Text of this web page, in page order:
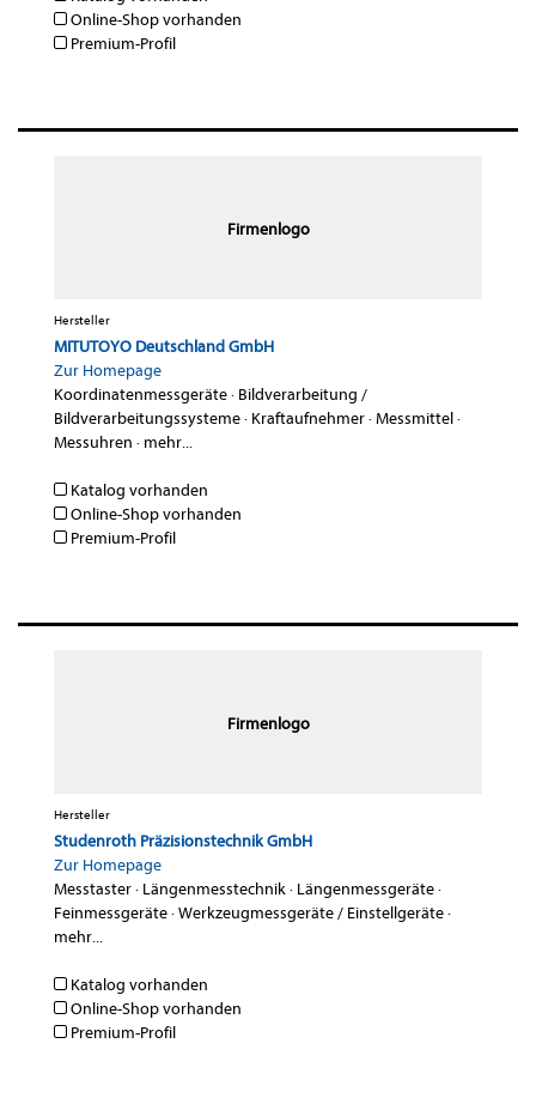
Online-Shop vorhanden
Premium-Profil
Firmenlogo
Hersteller
MITUTOYO Deutschland GmbH
Zur Homepage
Koordinatenmessgeräte· Bildverarbeitung /
Bildverarbeitungssysteme· Kraftaufnehmer·Messmittel·
Messuhren · mehr...
Katalog vorhanden
Online-Shop vorhanden
Premium-Profil
Firmenlogo
Hersteller
Studenroth Präzisionstechnik GmbH
Zur Homepage
Messtaster· Längenmesstechnik· Längenmessgeräte·
Feinmessgeräte·Werkzeugmessgeräte / Einstellgeräte·
mehr...
Katalog vorhanden
Online-Shop vorhanden
Premium-Profil